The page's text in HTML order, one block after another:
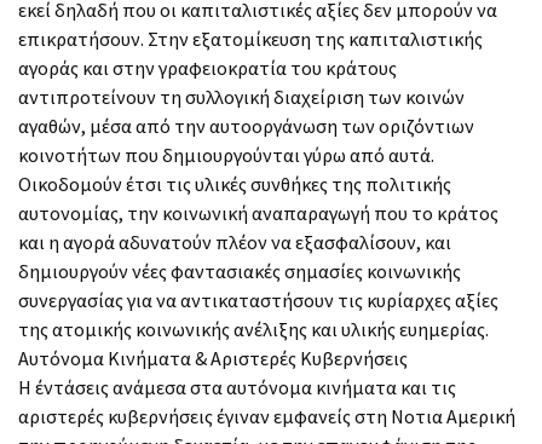
εκεί δηλαδή που οι καπιταλιστικές αξίες δεν μπορούν να
επικρατήσουν. Στην εξατομίκευση της καπιταλιστικής
αγοράς και στην γραφειοκρατία του κράτους
αντιπροτείνουν τη συλλογική διαχείριση των κοινών
αγαθών, μέσα από την αυτοοργάνωση των οριζόντιων
κοινοτήτων που δημιουργούνται γύρω από αυτά.
Οικοδομούν έτσι τις υλικές συνθήκες της πολιτικής
αυτονομίας, την κοινωνική αναπαραγωγή που το κράτος
και η αγορά αδυνατούν πλέον να εξασφαλίσουν, και
δημιουργούν νέες φαντασιακές σημασίες κοινωνικής
συνεργασίας για να αντικαταστήσουν τις κυρίαρχες αξίες
της ατομικής κοινωνικής ανέλιξης και υλικής ευημερίας.
Aυτόνομα Κινήματα & Αριστερές Κυβερνήσεις
Η έντάσεις ανάμεσα στα αυτόνομα κινήματα και τις
αριστερές κυβερνήσεις έγιναν εμφανείς στη Νοτια Αμερική